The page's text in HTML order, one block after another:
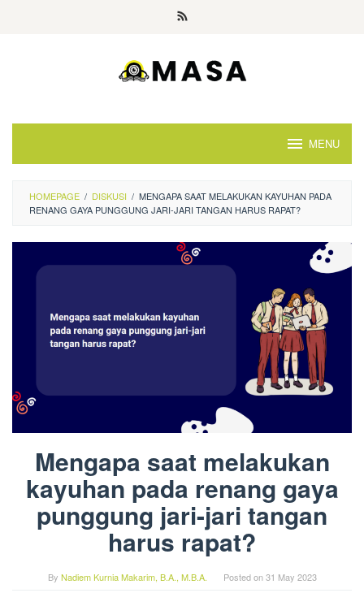
MENU
HOMEPAGE / DISKUSI / MENGAPA SAAT MELAKUKAN KAYUHAN PADA
RENANG GAYA PUNGGUNG JARI-JARI TANGAN HARUS RAPAT?
Mengapa saat melakukan
kayuhan pada renang gaya
punggung jari-jari tangan
harus rapat?
By Nadiem Kurnia Makarim, B.A., M.B.A. Posted on31 May 2023